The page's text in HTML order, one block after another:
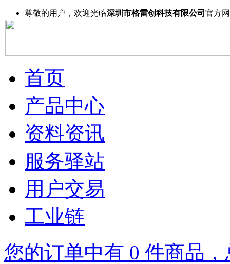
尊敬的用户，欢迎光临深圳市格雷创科技有限公司 官方
首页
产品中心
资料资讯
服务驿站
用户交易
工业链
您的订单中有 0 件商品